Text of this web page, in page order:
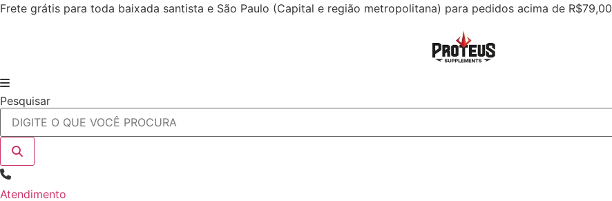
Ir
Frete grátis para toda baixada santista e São Paulo (Capital e região metropolitana) para pedidos acima de R$79,00
Pesquisar
Atendimento